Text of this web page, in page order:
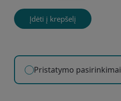
Įdėti į krepšelį
Pristatymo pasirinkimai